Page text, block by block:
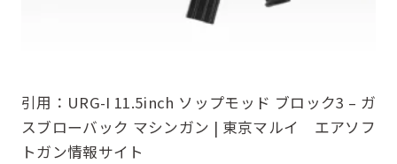
引用： URG-I 11.5inch ソップモッド ブロック3 – ガ
スブローバック マシンガン | 東京マルイ エアソフ
トガン情報サイト